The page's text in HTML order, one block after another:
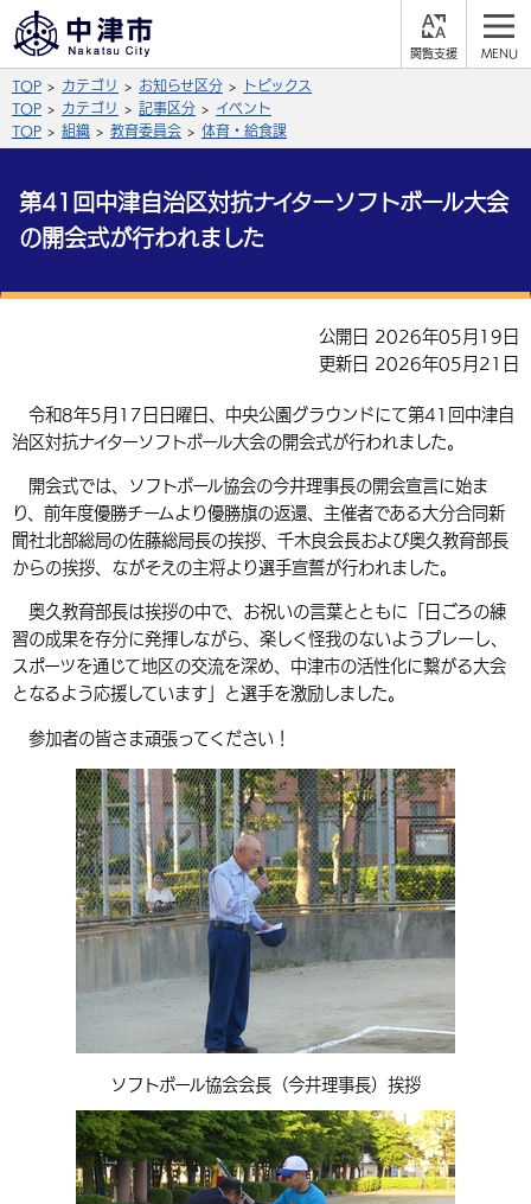
やさしい日本語
ふりがなをつける
よみあげる
黒
文字の大きさ
拡大 標準
言語を選択
英語（English） 中国語（簡体字）
中国語（繁体字） 韓国語（한국어）
組織案内
公式SNS
Facebook X (Twitter)
サイト内検索
届出・登録・証明 保険・年金
税金 住宅・インフラ
環境・衛生 生涯学習・スポーツ・人権
選挙 外国人の方向け情報
事業者の方へ
農林水産業 税金
都市整備
施設情報 子どもを預ける
手当・助成 健康・医療
相談・支援・情報 計画・施策
観光・移住
観光なび スポットを探す
遊ぶ・体験する グルメ・食べる
買う・おみやげ 四季のイベント・祭り
市政情報
中津市について 市役所の紹介
地方創生・地域活性化 広報・広聴
TOP カテゴリ お知らせ区分
トピックス
TOP
カテゴリ 記事区分
イベント
TOP
組織 教育委員会 体育・給食課
第41回中津自治区対抗ナイターソフトボール大会
の開会式が行われました
公開日 2026年05月19日
更新日 2026年05月21日
令和8年5月17日日曜日、中央公園グラウンドにて第41回中津自
治区対抗ナイターソフトボール大会の開会式が行われました。
開会式では、ソフトボール協会の今井理事長の開会宣言に始ま
り、前年度優勝チームより優勝旗の返還、主催者である大分合同新
聞社北部総局の佐藤総局長の挨拶、千木良会長および奥久教育部長
からの挨拶、ながそえの主将より選手宣誓が行われました。
奥久教育部長は挨拶の中で、お祝いの言葉とともに「日ごろの練
習の成果を存分に発揮しながら、楽しく怪我のないようプレーし、
スポーツを通じて地区の交流を深め、中津市の活性化に繋がる大会
となるよう応援しています」と選手を激励しました。
参加者の皆さま頑張ってください！
ソフトボール協会会長（今井理事長）挨拶